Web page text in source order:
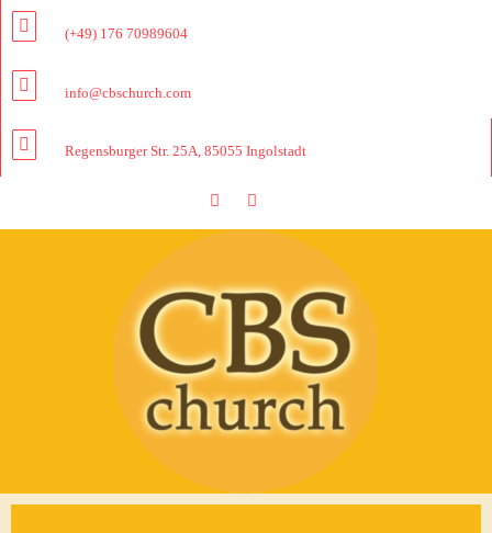
(+49) 176 70989604
info@cbschurch.com
Regensburger Str. 25A, 85055 Ingolstadt